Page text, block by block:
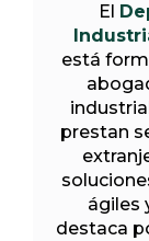
El
está
prestan
ágiles
destaca